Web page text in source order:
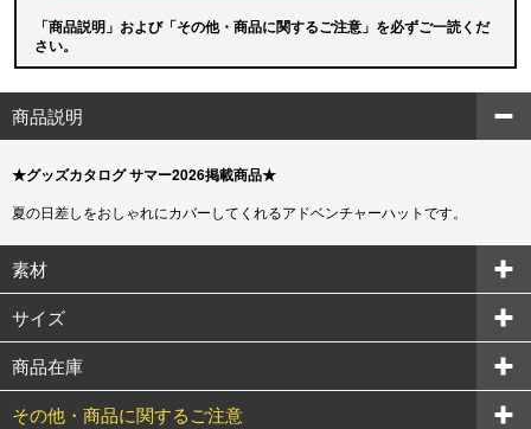
「商品説明」および「その他・商品に関するご注意」を必ずご一読くだ
さい。
商品説明
★グッズカタログ サマー2026掲載商品★
夏の日差しをおしゃれにカバーしてくれるアドベンチャーハットです。
素材
サイズ
商品在庫
その他・商品に関するご注意